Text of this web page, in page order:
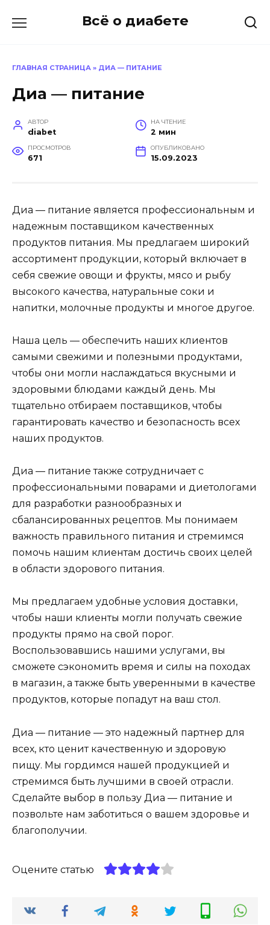
Всё о диабете
ГЛАВНАЯ СТРАНИЦА » ДИА — ПИТАНИЕ
Диа — питание
АВТОР
diabet
НА ЧТЕНИЕ
2 мин
ПРОСМОТРОВ
671
ОПУБЛИКОВАНО
15.09.2023
Диа — питание является профессиональным и
надежным поставщиком качественных
продуктов питания. Мы предлагаем широкий
ассортимент продукции, который включает в
себя свежие овощи и фрукты, мясо и рыбу
высокого качества, натуральные соки и
напитки, молочные продукты и многое другое.
Наша цель — обеспечить наших клиентов
самыми свежими и полезными продуктами,
чтобы они могли наслаждаться вкусными и
здоровыми блюдами каждый день. Мы
тщательно отбираем поставщиков, чтобы
гарантировать качество и безопасность всех
наших продуктов.
Диа — питание также сотрудничает с
профессиональными поварами и диетологами
для разработки разнообразных и
сбалансированных рецептов. Мы понимаем
важность правильного питания и стремимся
помочь нашим клиентам достичь своих целей
в области здорового питания.
Мы предлагаем удобные условия доставки,
чтобы наши клиенты могли получать свежие
продукты прямо на свой порог.
Воспользовавшись нашими услугами, вы
сможете сэкономить время и силы на походах
в магазин, а также быть уверенными в качестве
продуктов, которые попадут на ваш стол.
Диа — питание — это надежный партнер для
всех, кто ценит качественную и здоровую
пищу. Мы гордимся нашей продукцией и
стремимся быть лучшими в своей отрасли.
Сделайте выбор в пользу Диа — питание и
позвольте нам заботиться о вашем здоровье и
благополучии.
Оцените статью